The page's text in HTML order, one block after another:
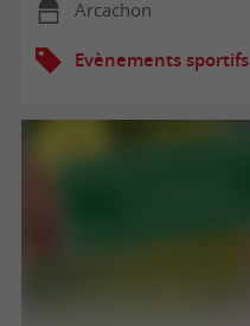
Arcachon
Evènements sportifs